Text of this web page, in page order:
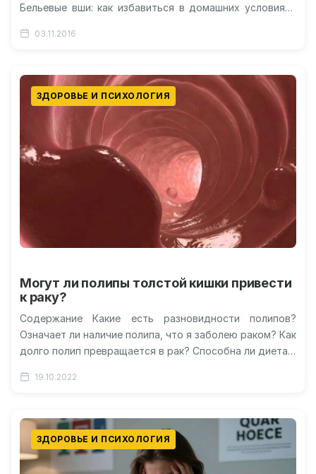
Бельевые вши: как избавиться в домашних условиях?
03.11.2016
ЗДОРОВЬЕ И ПСИХОЛОГИЯ
Могут ли полипы толстой кишки привести
к раку?
Содержание Какие есть разновидности полипов?
Означает ли наличие полипа, что я заболею раком? Как
долго полип превращается в рак? Способна ли диета с
19.10.2022
ЗДОРОВЬЕ И ПСИХОЛОГИЯ